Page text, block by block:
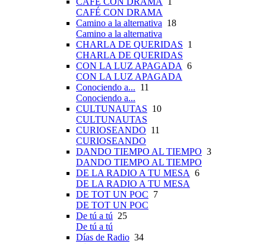
CAFÉ CON DRAMA
Camino a la alternativa 18
Camino a la alternativa
CHARLA DE QUERIDAS 1
CHARLA DE QUERIDAS
CON LA LUZ APAGADA 6
CON LA LUZ APAGADA
Conociendo a... 11
Conociendo a...
CULTUNAUTAS 10
CULTUNAUTAS
CURIOSEANDO 11
CURIOSEANDO
DANDO TIEMPO AL TIEMPO 3
DANDO TIEMPO AL TIEMPO
DE LA RADIO A TU MESA 6
DE LA RADIO A TU MESA
DE TOT UN POC 7
DE TOT UN POC
De tú a tú 25
De tú a tú
Días de Radio 34